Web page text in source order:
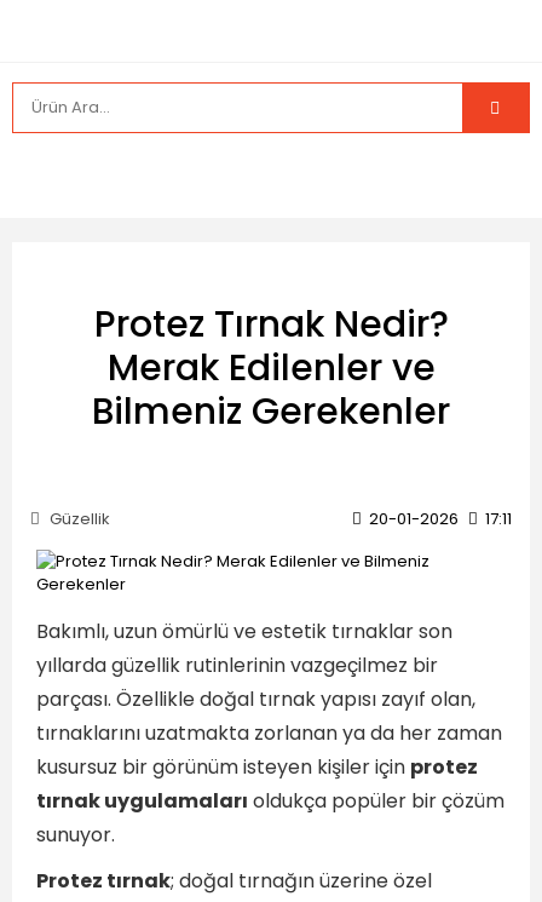
Protez Tırnak Nedir?
Merak Edilenler ve
Bilmeniz Gerekenler
Güzellik 20-01-2026 17:11
Bakımlı, uzun ömürlü ve estetik tırnaklar son
yıllarda güzellik rutinlerinin vazgeçilmez bir
parçası. Özellikle doğal tırnak yapısı zayıf olan,
tırnaklarını uzatmakta zorlanan ya da her zaman
kusursuz bir görünüm isteyen kişiler için protez
tırnak uygulamaları oldukça popüler bir çözüm
sunuyor.
Protez tırnak; doğal tırnağın üzerine özel